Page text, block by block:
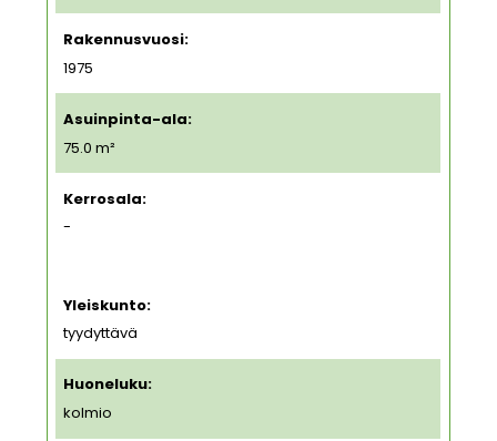
Rakennusvuosi:
1975
Asuinpinta-ala:
75.0 m²
Kerrosala:
-
Yleiskunto:
tyydyttävä
Huoneluku:
kolmio